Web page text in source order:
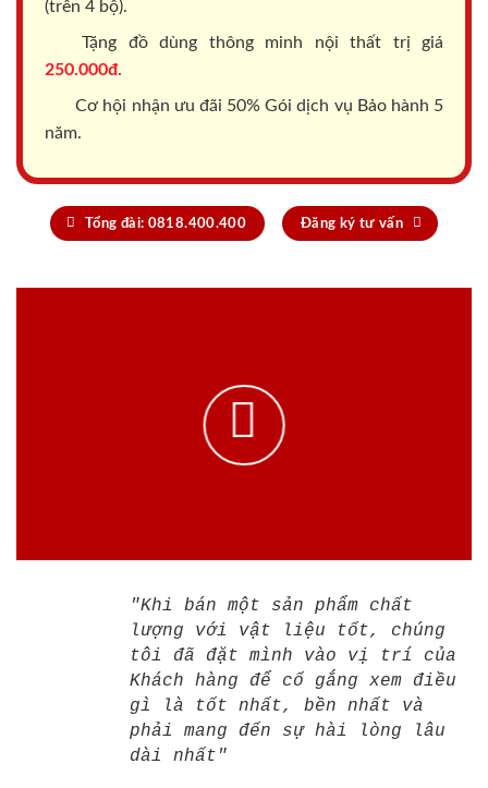
(trên 4 bộ).
Tặng đồ dùng thông minh nội thất trị giá
250.000đ.
Cơ hội nhận ưu đãi 50% Gói dịch vụ Bảo hành 5
năm.
Tổng đài: 0818.400.400 Đăng ký tư vấn
"Khi bán một sản phẩm chất
lượng với vật liệu tốt, chúng
tôi đã đặt mình vào vị trí của
Khách hàng để cố gắng xem điều
gì là tốt nhất, bền nhất và
phải mang đến sự hài lòng lâu
dài nhất"